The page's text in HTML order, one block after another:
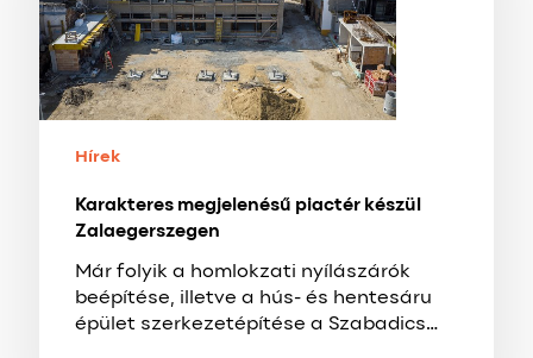
Hírek
Karakteres megjelenésű piactér készül
Zalaegerszegen
Már folyik a homlokzati nyílászárók
beépítése, illetve a hús- és hentesáru
épület szerkezetépítése a Szabadics…